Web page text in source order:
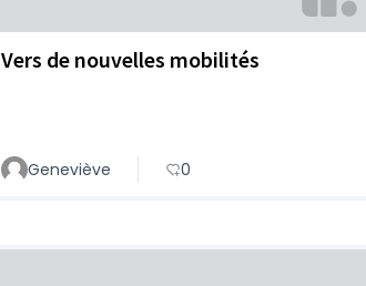
Vers de nouvelles mobilités
Geneviève 0